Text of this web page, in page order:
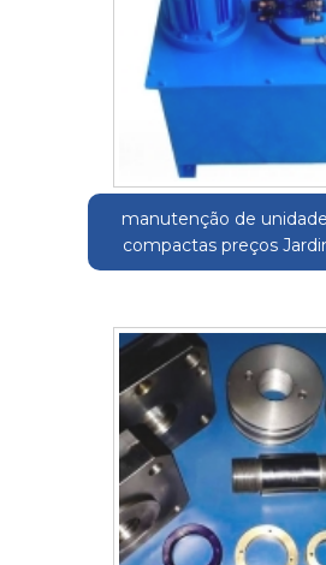
manutenção de
compactas preços